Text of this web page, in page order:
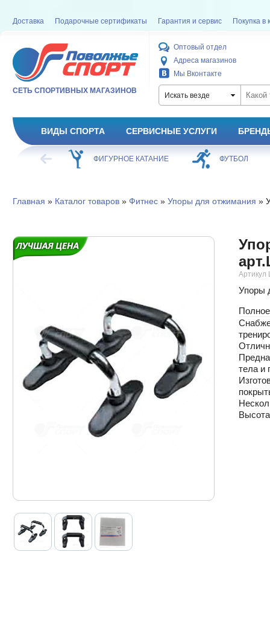
Доставка Подарочные сертификаты Гарантия и сервис Покупка в
СЕТЬ СПОРТИВНЫХ МАГАЗИНОВ
Оптовый отдел
Адреса магазинов
Мы Вконтакте
Искать везде
ВИДЫ СПОРТА СЕРВИСНЫЕ УСЛУГИ
ХОККЕЙ ФИГУРНОЕ КАТАНИЕ ФУТБОЛ
Главная » Каталог товаров» Фитнес» Упоры для отжимания »
Артикул
Упоры
тела и